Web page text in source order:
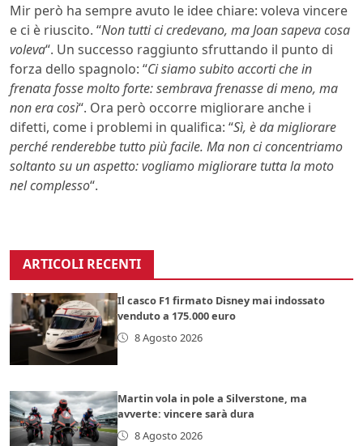
Mir però ha sempre avuto le idee chiare: voleva vincere
e ci è riuscito. “Non tutti ci credevano, ma Joan sapeva cosa
voleva“. Un successo raggiunto sfruttando il punto di
forza dello spagnolo: “Ci siamo subito accorti che in
frenata fosse molto forte: sembrava frenasse di meno, ma
non era così“. Ora però occorre migliorare anche i
difetti, come i problemi in qualifica: “Sì, è da migliorare
perché renderebbe tutto più facile. Ma non ci concentriamo
soltanto su un aspetto: vogliamo migliorare tutta la moto
nel complesso“.
ARTICOLI RECENTI
Il casco F1 firmato Disney mai indossato
venduto a 175.000 euro
8 Agosto 2026
Martin vola in pole a Silverstone, ma
avverte: vincere sarà dura
8 Agosto 2026